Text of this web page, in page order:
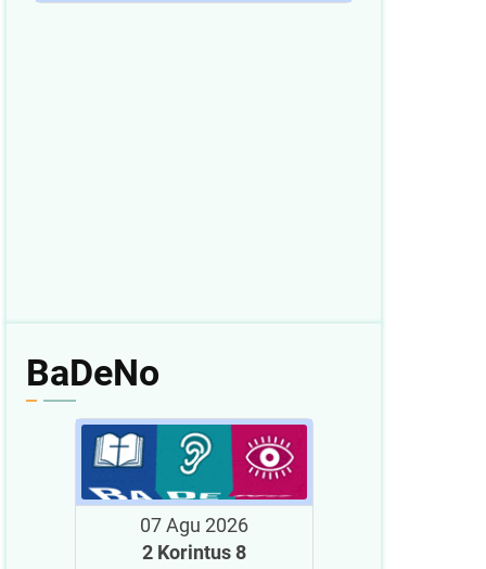
BaDeNo
07 Agu 2026
2 Korintus 8